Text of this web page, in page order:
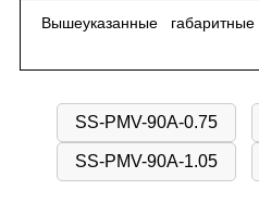
Вышеуказанные габаритные
SS-PMV-90A-0.75
SS-PMV-90A-1.05